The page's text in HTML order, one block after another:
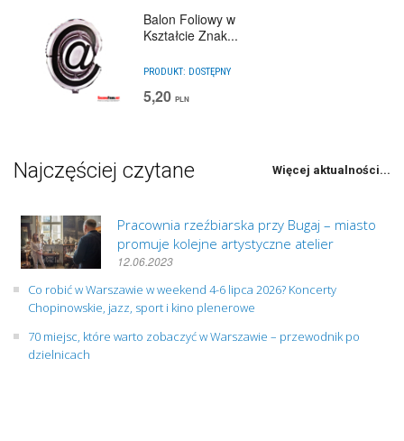
Balon Foliowy w
Kształcie Znak...
PRODUKT: DOSTĘPNY
5,20 PLN
Najczęściej czytane Więcej aktualności...
Pracownia rzeźbiarska przy Bugaj – miasto
promuje kolejne artystyczne atelier
12.06.2023
Co robić w Warszawie w weekend 4-6 lipca 2026? Koncerty
Chopinowskie, jazz, sport i kino plenerowe
70 miejsc, które warto zobaczyć w Warszawie – przewodnik po
dzielnicach